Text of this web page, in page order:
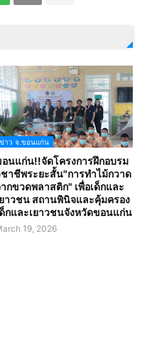
ข่าว จ.ขอนแก่น
นแก่น!!จัดโครงการฝึกอบรม
าชีพระยะสั้น"การทำไม้กวาด
กขวดพลาสติก" เพื่อเด็กและ
าวชน สถานพินิจและคุ้มครอง
กและเยาวชนจังหวัดขอนแก่น
19, 2026